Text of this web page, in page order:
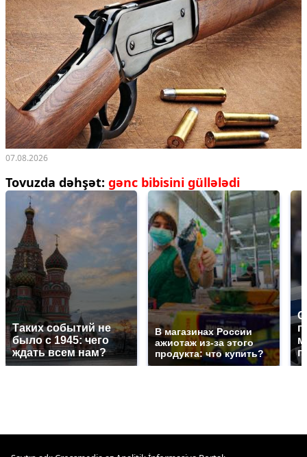
07.08.2026
Tovuzda dəhşət: gənc bibisini güllələdi
Таких событий не
было с 1945: чего
ждать всем нам?
В магазинах России
ажиотаж из-за этого
продукта: что купить?